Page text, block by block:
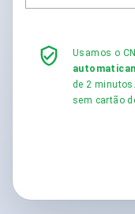
Usamos o
de 2
sem cartão